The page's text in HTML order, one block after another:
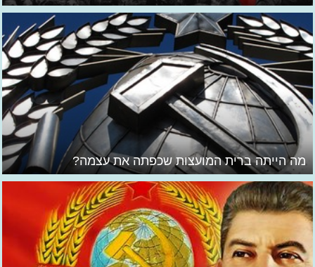
מה הייתה ברית המועצות שכפתה את עצמה?